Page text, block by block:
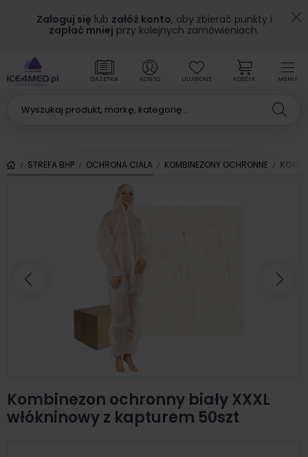
Zaloguj się lub załóż konto, aby zbierać punkty i
zapłać mniej przy kolejnych zamówieniach.
MENU
GAZETKA KONTO ULUBIONE KOSZYK
STREFA BHP OCHRONA CIAŁA KOMBINEZONY OCHRONNE
Poprzedni
Kombinezon ochronny biały XXXL
włókninowy z kapturem 50szt